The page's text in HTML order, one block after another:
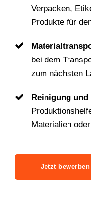
Verpacken,
Produkte für
bei dem
zum nächsten
Reinigung
Materialien
Jetzt bewerben